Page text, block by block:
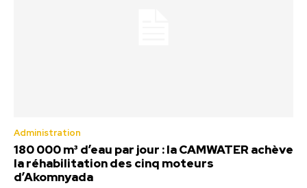
Administration
180 000 m³ d’eau par jour : la CAMWATER achève
la réhabilitation des cinq moteurs
d’Akomnyada